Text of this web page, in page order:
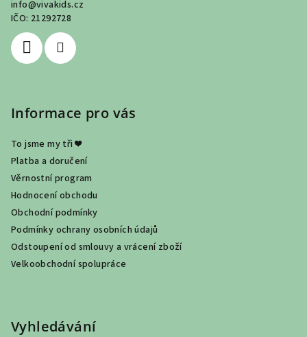
info@vivakids.cz
IČO: 21292728
Informace pro vás
To jsme my tři ❤
Platba a doručení
Věrnostní program
Hodnocení obchodu
Obchodní podmínky
Podmínky ochrany osobních údajů
Odstoupení od smlouvy a vrácení zboží
Velkoobchodní spolupráce
Vyhledávání